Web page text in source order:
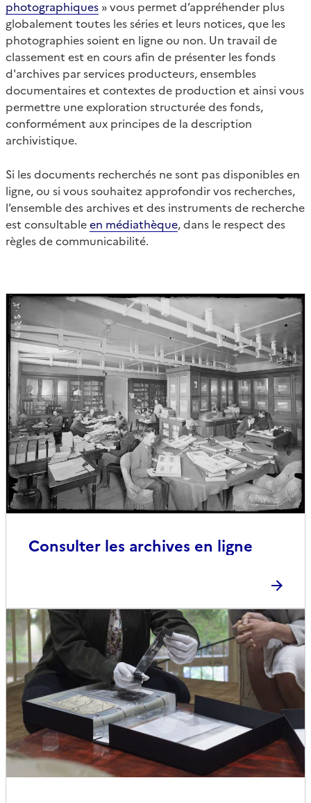
photographiques » vous permet d’appréhender plus
globalement toutes les séries et leurs notices, que les
photographies soient en ligne ou non. Un travail de
classement est en cours afin de présenter les fonds
d'archives par services producteurs, ensembles
documentaires et contextes de production et ainsi vous
permettre une exploration structurée des fonds,
conformément aux principes de la description
archivistique.
Si les documents recherchés ne sont pas disponibles en
ligne, ou si vous souhaitez approfondir vos recherches,
l’ensemble des archives et des instruments de recherche
est consultableen médiathèque, dans le respect des
règles de communicabilité.
Consulter les archives en ligne